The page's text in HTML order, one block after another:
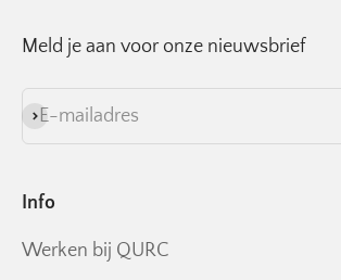
Meld je aan voor onze nieuwsbrief
E-mailadres
Abonneren
Info
Werken bij QURC